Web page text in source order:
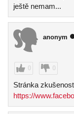
ještě nemam...
anonym
0 0
Stránka
https://